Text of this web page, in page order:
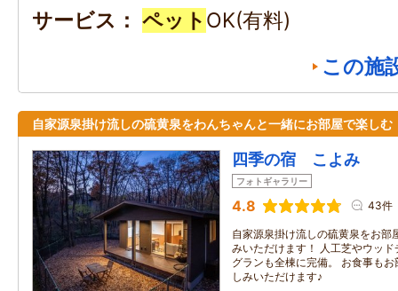
サービス ペット OK(有料)
この施
自家源泉掛け流しの硫黄泉をわんちゃんと一緒にお部屋で楽しむ
四季の宿 こよみ
フォトギャラリー
4.8 43件
自家源泉掛け流しの硫黄泉をお部
みいただけます！ 人工芝やウッ
グランも全棟に完備。 お食事もお
しみいただけます♪